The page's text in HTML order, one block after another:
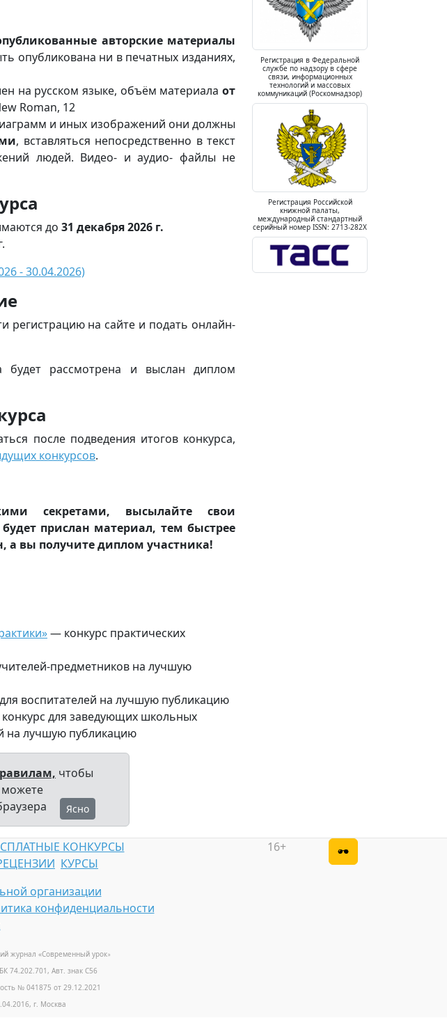
авторские материалы
опубликована ни в печатных изданиях,
на русском языке, объём материала от
Roman, 12
и иных изображений они должны
, вставляться непосредственно в текст
людей. Видео- и аудио- файлы не
до 31 декабря 2026 г.
- 30.04.2026)
регистрацию на сайте и подать онлайн-
рассмотрена и выслан диплом
после подведения итогов конкурса,
конкурсов.
секретами, высылайте свои
прислан материал, тем быстрее
а вы получите диплом участника!
— конкурс практических
предметников на лучшую
воспитателей на лучшую публикацию
для заведующих школьных
на лучшую публикацию
Регистрация в Федеральной
службе по надзору в сфере
связи, информационных
технологий и массовых
коммуникаций (Роскомнадзор)
Регистрация Российской
книжной палаты,
международный стандартный
серийный номер ISSN: 2713-282X
чтобы
можете
Ясно
КОНКУРСЫ
КУРСЫ
организации
конфиденциальности
журнал «Современный урок»
74.202.701, Авт. знак С56
№ 041875 от 29.12.2021
г. Москва
16+